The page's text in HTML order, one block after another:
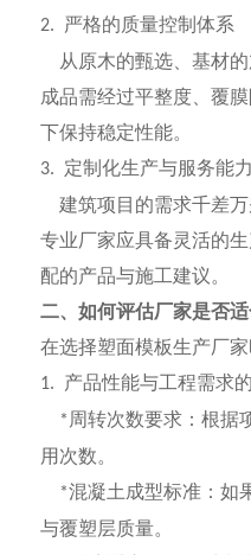
2. 严格的质量控制体系
从原木的甄选、基材的
成品需经过平整度、覆
下保持稳定性能。
3. 定制化生产与服务能力
建筑项目的需求千差万
专业厂家应具备灵活的
配的产品与施工建议。
二、如何评估厂家是否适
在选择塑面模板生产厂
1. 产品性能与工程需求
* 周转次数要求：根据
用次数。
*混凝土成型标准：如
与覆塑层质量。